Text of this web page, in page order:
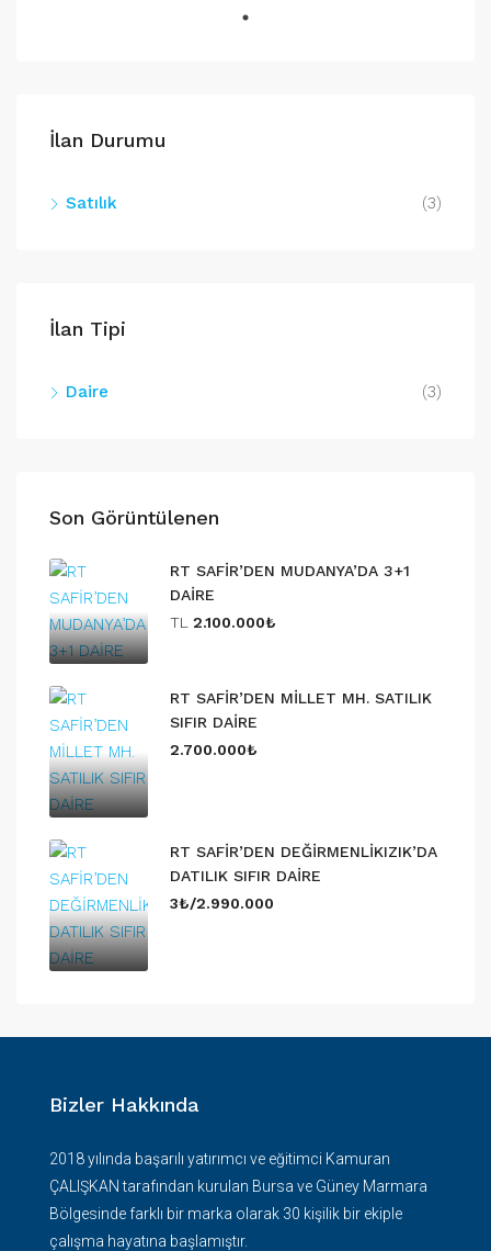
İlan Durumu
Satılık (3)
İlan Tipi
Daire (3)
Son Görüntülenen
RT SAFİR’DEN MUDANYA’DA 3+1
DAİRE
TL 2.100.000₺
RT SAFİR’DEN MİLLET MH. SATILIK
SIFIR DAİRE
2.700.000₺
RT SAFİR’DEN DEĞİRMENLİKIZIK’DA
DATILIK SIFIR DAİRE
3₺/2.990.000
Bizler Hakkında
2018 yılında başarılı yatırımcı ve eğitimci Kamuran
ÇALIŞKAN tarafından kurulan Bursa ve Güney Marmara
Bölgesinde farklı bir marka olarak 30 kişilik bir ekiple
çalışma hayatına başlamıştır.